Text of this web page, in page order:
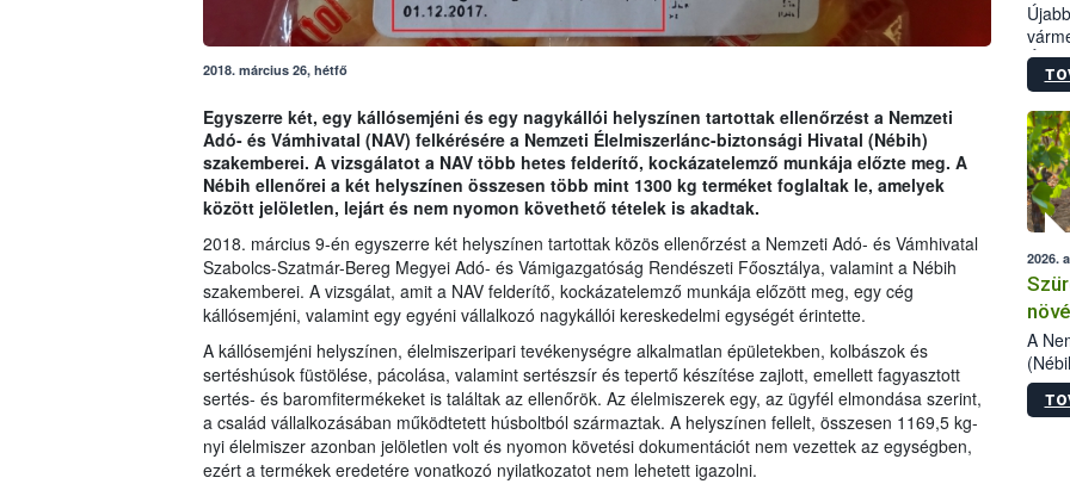
2018. március 26, hétfő
Egyszerre két, egy kállósemjéni és egy nagykállói helyszínen tartottak ellenőrzést a Nemzeti
Adó- és Vámhivatal (NAV) felkérésére a Nemzeti Élelmiszerlánc-biztonsági Hivatal (Nébih)
szakemberei. A vizsgálatot a NAV több hetes felderítő, kockázatelemző munkája előzte meg. A
Nébih ellenőrei a két helyszínen összesen több mint 1300 kg terméket foglaltak le, amelyek
között jelöletlen, lejárt és nem nyomon követhető tételek is akadtak.
2018. március 9-én egyszerre két helyszínen tartottak közös ellenőrzést a Nemzeti Adó- és Vámhivatal
Szabolcs-Szatmár-Bereg Megyei Adó- és Vámigazgatóság Rendészeti Főosztálya, valamint a Nébih
szakemberei. A vizsgálat, amit a NAV felderítő, kockázatelemző munkája előzött meg, egy cég
kállósemjéni, valamint egy egyéni vállalkozó nagykállói kereskedelmi egységét érintette.
A kállósemjéni helyszínen, élelmiszeripari tevékenységre alkalmatlan épületekben, kolbászok és
sertéshúsok füstölése, pácolása, valamint sertészsír és tepertő készítése zajlott, emellett fagyasztott
sertés- és baromfitermékeket is találtak az ellenőrök. Az élelmiszerek egy, az ügyfél elmondása szerint,
a család vállalkozásában működtetett húsboltból származtak. A helyszínen fellelt, összesen 1169,5 kg-
nyi élelmiszer azonban jelöletlen volt és nyomon követési dokumentációt nem vezettek az egységben,
ezért a termékek eredetére vonatkozó nyilatkozatot nem lehetett igazolni.
2026.
A